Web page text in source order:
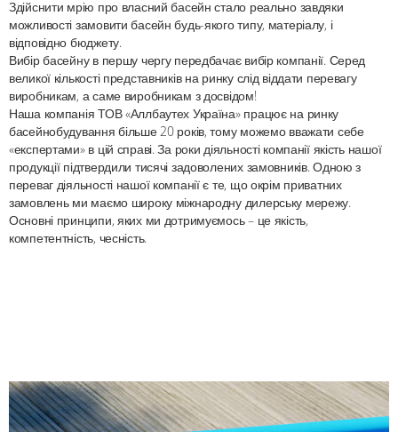
сертифікати якості вітчизняного і міжнародного зразка. Кожен
басейн проходить необхідні тестування та перевірки і тільки після
цього «виходить» на ринок. На всю продукцію надається гарантія
від виробника.
Зазимування та роззимування басейну – це обов’язкові щосезонні
процедури, що готують басейн до купального сезону і навпаки до
зимового періоду, щоб убезпечити чашу та обладнання.
Здійснити мрію про власний басейн стало реально завдяки
можливості замовити басейн будь-якого типу, матеріалу, і
відповідно бюджету.
Вибір басейну в першу чергу передбачає вибір компанії. Серед
великої кількості представників на ринку слід віддати перевагу
виробникам, а саме виробникам з досвідом!
Наша компанія ТОВ «Аллбаутех Україна» працює на ринку
басейнобудування більше 20 років, тому можемо вважати себе
«експертами» в цій справі. За роки діяльності компанії якість нашої
продукції підтвердили тисячі задоволених замовників. Одною з
переваг діяльності нашої компанії є те, що окрім приватних
замовлень ми маємо широку міжнародну дилерську мережу.
Основні принципи, яких ми дотримуємось – це якість,
компетентність, чесність.